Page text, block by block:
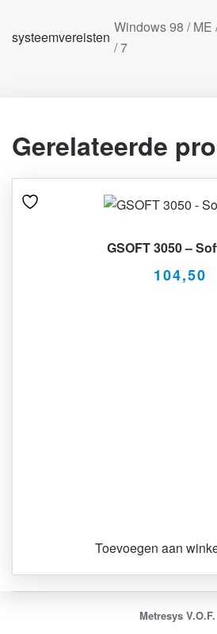
systeemvereisten
Windows 98 / ME
/ 7
Gerelateerde
GSOFT 3050 –
104,50
Toevoegen aan
Metresys V.O.F.